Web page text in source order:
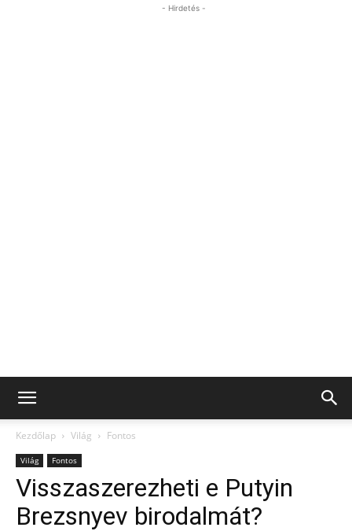
- Hirdetés -
Kezdőlap Világ Fontos
Világ Fontos
Visszaszerezheti e Putyin
Brezsnyev birodalmát?